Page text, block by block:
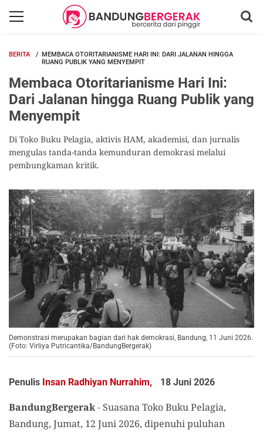
BERITA
MEMBACA OTORITARIANISME HARI INI: DARI JALANAN HINGGA
RUANG PUBLIK YANG MENYEMPIT
Membaca Otoritarianisme Hari Ini:
Dari Jalanan hingga Ruang Publik yang
Menyempit
Di Toko Buku Pelagia, aktivis HAM, akademisi, dan jurnalis
mengulas tanda-tanda kemunduran demokrasi melalui
pembungkaman kritik.
Demonstrasi merupakan bagian dari hak demokrasi, Bandung, 11 Juni 2026.
(Foto: Virliya Putricantika/BandungBergerak)
Penulis Insan Radhiyan Nurrahim, 18 Juni 2026
BandungBergerak- Suasana Toko Buku Pelagia,
Bandung, Jumat, 12 Juni 2026, dipenuhi puluhan